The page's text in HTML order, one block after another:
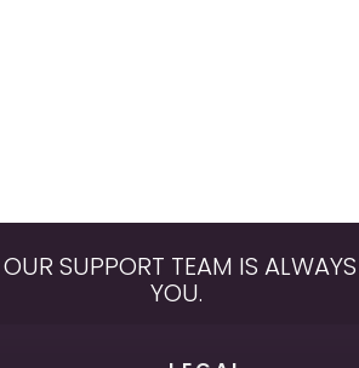
SUPPORT TEAM IS
YOU.